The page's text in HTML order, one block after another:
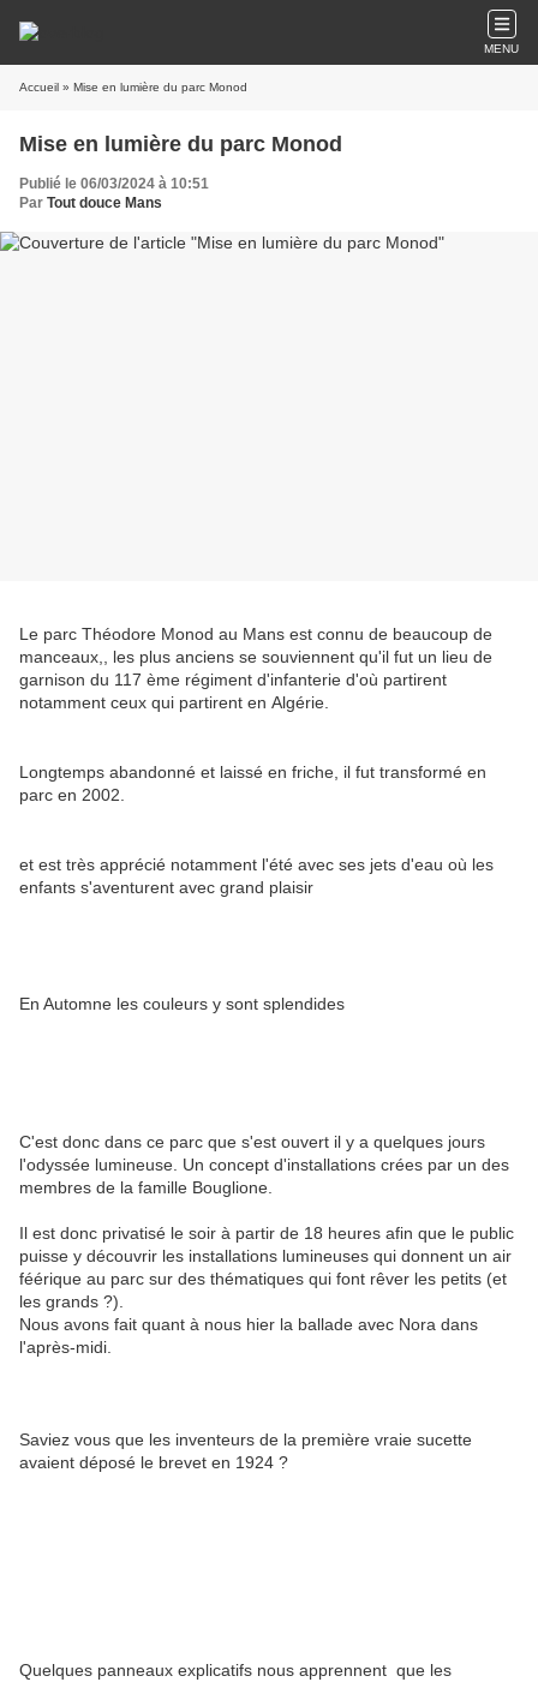
MENU
Accueil » Mise en lumière du parc Monod
Mise en lumière du parc Monod
Publié le 06/03/2024 à 10:51
Par Tout douce Mans
Le parc Théodore Monod au Mans est connu de beaucoup de
manceaux,, les plus anciens se souviennent qu'il fut un lieu de
garnison du 117 ème régiment d'infanterie d'où partirent
notamment ceux qui partirent en Algérie.
Longtemps abandonné et laissé en friche, il fut transformé en
parc en 2002.
et est très apprécié notamment l'été avec ses jets d'eau où les
enfants s'aventurent avec grand plaisir
En Automne les couleurs y sont splendides
C'est donc dans ce parc que s'est ouvert il y a quelques jours
l'odyssée lumineuse. Un concept d'installations crées par un des
membres de la famille Bouglione.
Il est donc privatisé le soir à partir de 18 heures afin que le public
puisse y découvrir les installations lumineuses qui donnent un air
féérique au parc sur des thématiques qui font rêver les petits (et
les grands ?).
Nous avons fait quant à nous hier la ballade avec Nora dans
l'après-midi.
Saviez vous que les inventeurs de la première vraie sucette
avaient déposé le brevet en 1924 ?
Quelques panneaux explicatifs nous apprennent que les